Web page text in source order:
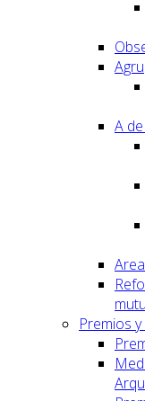
A
Premios